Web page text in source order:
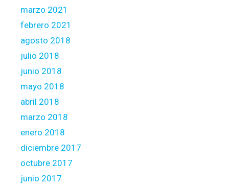
marzo 2021
febrero 2021
agosto 2018
julio 2018
junio 2018
mayo 2018
abril 2018
marzo 2018
enero 2018
diciembre 2017
octubre 2017
junio 2017